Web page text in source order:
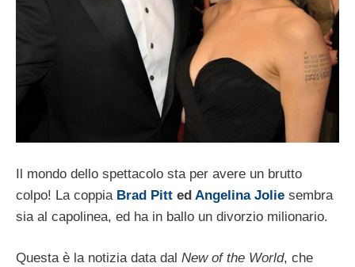
Il mondo dello spettacolo sta per avere un brutto
colpo! La coppia Brad Pitt ed Angelina Jolie sembra
sia al capolinea, ed ha in ballo un divorzio milionario.
Questa è la notizia data dal New of the World, che